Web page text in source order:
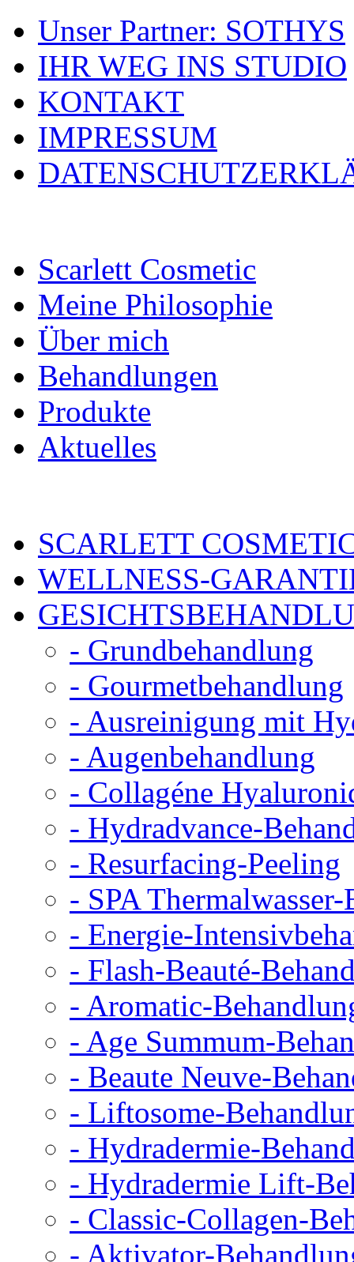
Unser Partner: SOTHYS
IHR WEG INS STUDIO
KONTAKT
IMPRESSUM
Scarlett Cosmetic
Meine Philosophie
Über mich
Behandlungen
Produkte
Aktuelles
SCARLETT
WELLNESS-
- Grundbehandlung
- Gourmetbehandlung
- Ausreinigung mit
- Augenbehandlung
- Collagéne
- Hydradvance-
- Resurfacing-Peeling
- SPA Thermalwasser-
- Energie-
- Flash-Beauté-
- Aromatic-
- Age Summum-
- Beaute Neuve-
- Liftosome-
- Hydradermie-
- Hydradermie Lift-
- Classic-Collagen-
- Aktivator-